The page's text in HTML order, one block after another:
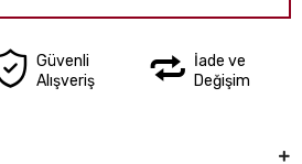
Güvenli
Alışveriş
İade ve
Değişim